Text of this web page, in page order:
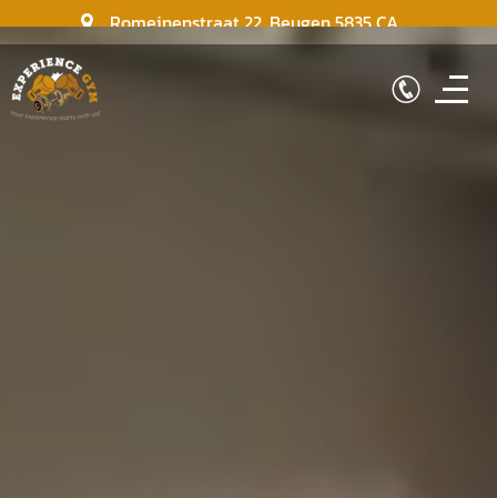
Romeinenstraat 22,Beugen5835 CA